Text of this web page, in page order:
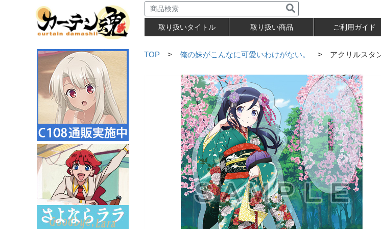
取り扱いタイトル 取り扱い商品 ご利用ガイド
TOP > 俺の妹がこんなに可愛いわけがない。 > アクリルスタン